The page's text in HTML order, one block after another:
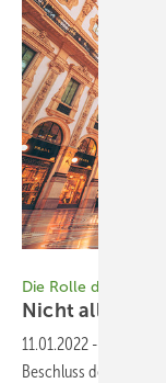
Die Rolle der
Nicht alles
11.01.2022 -
Beschluss der